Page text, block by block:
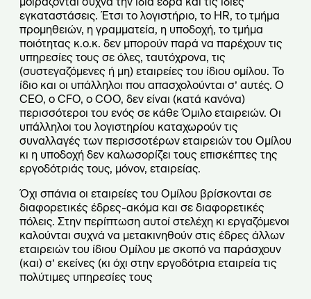
εγκαταστάσεις. Έτσι το λογιστήριο, το HR, το τμήμα
προμηθειών, η γραμματεία, η υποδοχή, το τμήμα
ποιότητας κ.ο.κ. δεν μπορούν παρά να παρέχουν τις
υπηρεσίες τους σε όλες, ταυτόχρονα, τις
(συστεγαζόμενες ή μη) εταιρείες του ίδιου ομίλου. Το
ίδιο και οι υπάλληλοι που απασχολούνται σ’ αυτές. Ο
CEO, o CFO, o COO, δεν είναι (κατά κανόνα)
περισσότεροι του ενός σε κάθε Όμιλο εταιρειών. Οι
υπάλληλοι του λογιστηρίου καταχωρούν τις
συναλλαγές των περισσοτέρων εταιρειών του Ομίλου
κι η υποδοχή δεν καλωσορίζει τους επισκέπτες της
εργοδότριάς τους, μόνον, εταιρείας.
Όχι σπάνια οι εταιρείες του Ομίλου βρίσκονται σε
διαφορετικές έδρες-ακόμα και σε διαφορετικές
πόλεις. Στην περίπτωση αυτοί στελέχη κι εργαζόμενοι
καλούνται συχνά να μετακινηθούν στις έδρες άλλων
εταιρειών του ίδιου Ομίλου με σκοπό να παράσχουν
(και) σ’ εκείνες (κι όχι στην εργοδότρια εταιρεία τις
πολύτιμες υπηρεσίες τους